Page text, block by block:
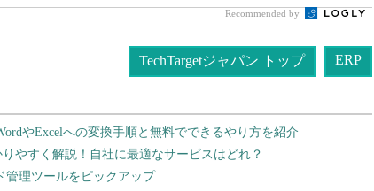
Recommended by
TechTargetジャパン トップ ERP
やExcelへの変換手順と無料でできるやり方を紹介
やすく解説！自社に最適なサービスはどれ？
管理ツールをピックアップ